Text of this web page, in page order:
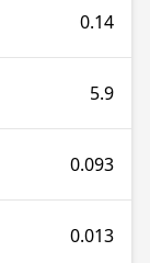
0.14
5.9
0.093
0.013